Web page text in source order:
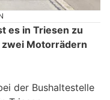
es in Triesen zu
Motorrädern
der Bushaltestelle